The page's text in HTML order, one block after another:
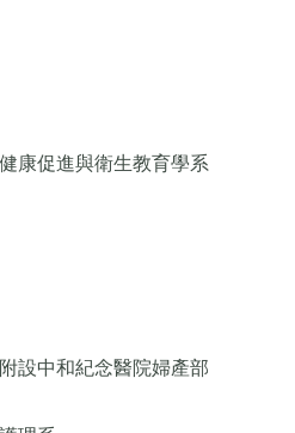
康促進與衛生教育學系
設中和紀念醫院婦產部